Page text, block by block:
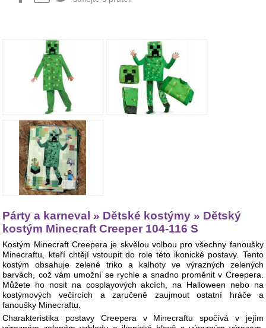
Párty a karneval » Dětské kostýmy » Dětský
kostým Minecraft Creeper 104-116 S
Kostým Minecraft Creepera je skvělou volbou pro všechny fanoušky
Minecraftu, kteří chtějí vstoupit do role této ikonické postavy. Tento
kostým obsahuje zelené triko a kalhoty ve výrazných zelených
barvách, což vám umožní se rychle a snadno proměnit v Creepera.
Můžete ho nosit na cosplayových akcích, na Halloween nebo na
kostýmových večírcích a zaručeně zaujmout ostatní hráče a
fanoušky Minecraftu.
Charakteristika postavy Creepera v Minecraftu spočívá v jejím